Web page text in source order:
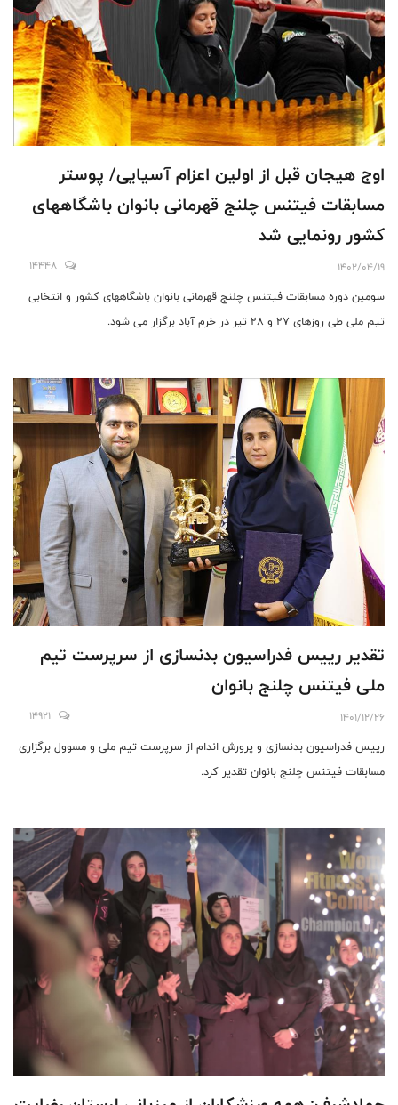
اوج هیجان قبل از اولین اعزام آسیایی/ پوستر
مسابقات فیتنس چلنج قهرمانی بانوان باشگاههای
کشور رونمایی شد
1402/04/19
14448
سومین دوره مسابقات فیتنس چلنج قهرمانی بانوان باشگاههای کشور و انتخابی
تیم ملی طی روزهای 27 و 28 تیر در خرم آباد برگزار می شود.
تقدير رييس فدراسيون بدنسازى از سرپرست تيم
ملى فيتنس چلنج بانوان
1401/12/26
14921
رييس فدراسيون بدنسازى و پرورش اندام از سرپرست تيم ملى و مسوول برگزارى
مسابقات فيتنس چلنج بانوان تقدير كرد.